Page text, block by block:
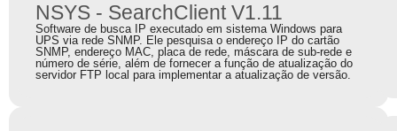
NSYS - SearchClient V1.11
Software de busca IP executado em sistema Windows para
UPS via rede SNMP. Ele pesquisa o endereço IP do cartão
SNMP, endereço MAC, placa de rede, máscara de sub-rede e
número de série, além de fornecer a função de atualização do
servidor FTP local para implementar a atualização de versão.